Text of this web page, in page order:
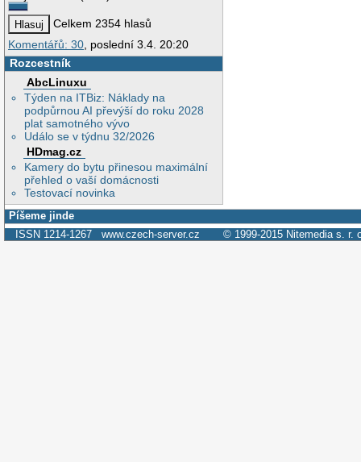
Celkem 2354 hlasů
Komentářů: 30 , poslední 3.4. 20:20
Rozcestník
AbcLinuxu
Týden na ITBiz: Náklady na
podpůrnou AI převýší do roku 2028
plat samotného vývo
Událo se v týdnu 32/2026
HDmag.cz
Kamery do bytu přinesou maximální
přehled o vaší domácnosti
Testovací novinka
Píšeme jinde
ISSN 1214-1267 www.czech-server.cz © 1999-2015 Nitemedia s. r.